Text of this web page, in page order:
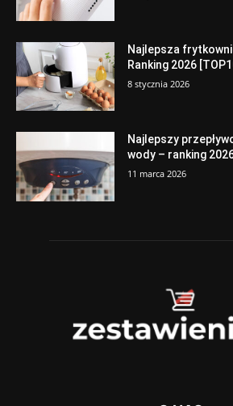
Najlepsza
Ranking 2026
8 stycznia 2026
Najlepszy
wody – ranking
11 marca 2026